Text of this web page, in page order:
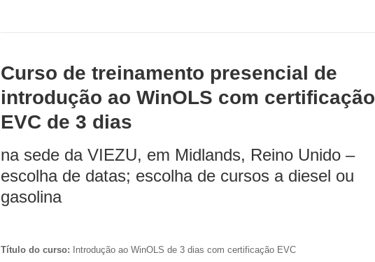
Curso de treinamento presencial de
introdução ao WinOLS com certificação
EVC de 3 dias
na sede da VIEZU, em Midlands, Reino Unido –
escolha de datas; escolha de cursos a diesel ou
gasolina
Título do curso: Introdução ao WinOLS de 3 dias com certificação EVC